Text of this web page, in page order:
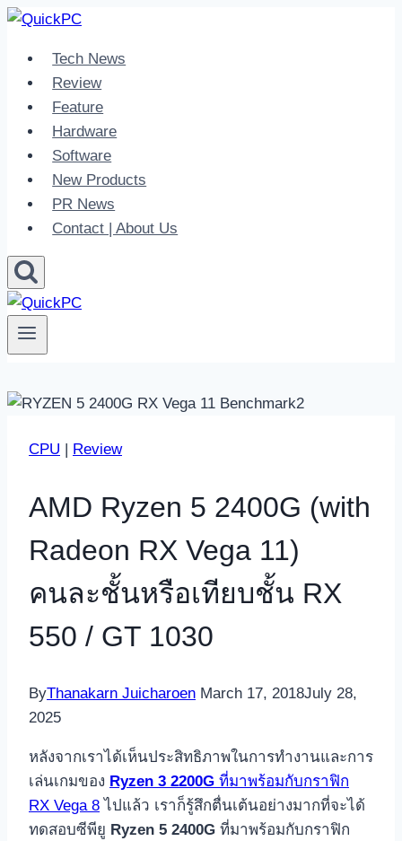
Skip
contentTech News
Review
Feature
Hardware
Software
New Products
PR News
Contact | About Us
CPU | Review
AMD Ryzen 5 2400G (with
Radeon RX Vega 11)
คนละชั้นหรือเทียบชั้น RX
550 / GT 1030
ByThanakarn Juicharoen March 17, 2018July 28,
2025
หลังจากเราได้เห็นประสิทธิภาพในการทำงานและการ
เล่นเกมของ Ryzen 3 2200G ที่มาพร้อมกับกราฟิก
RX Vega 8 ไปแล้ว เราก็รู้สึกตื่นเต้นอย่างมากที่จะได้
ทดสอบซีพียู Ryzen 5 2400G ที่มาพร้อมกับกราฟิก